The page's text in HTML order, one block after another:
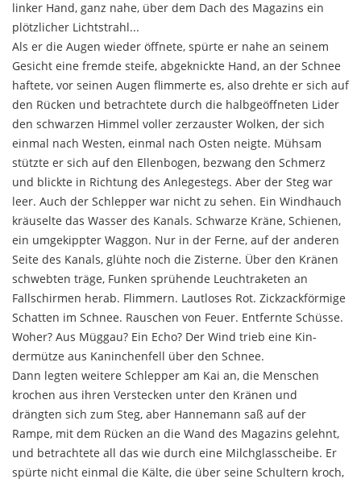
linker Hand, ganz nahe, über dem Dach des Magazins ein
plötzlicher Lichtstrahl...
Als er die Augen wieder öffnete, spürte er nahe an seinem
Gesicht eine fremde steife, abgeknickte Hand, an der Schnee
haftete, vor seinen Augen flimmerte es, also drehte er sich auf
den Rücken und betrachtete durch die halbgeöffneten Lider
den schwarzen Himmel voller zerzauster Wolken, der sich
einmal nach We­sten, einmal nach Osten neigte. Mühsam
stützte er sich auf den Ellenbogen, bezwang den Schmerz
und blickte in Richtung des Anlegestegs. Aber der Steg war
leer. Auch der Schlepper war nicht zu sehen. Ein Windhauch
kräuselte das Wasser des Kanals. Schwarze Kräne, Schienen,
ein umgekippter Waggon. Nur in der Ferne, auf der anderen
Seite des Kanals, glühte noch die Zisterne. Über den Kränen
schwebten träge, Funken sprühende Leuchtraketen an
Fallschirmen herab. Flimmern. Lautloses Rot. Zickzackförmige
Schatten im Schnee. Rauschen von Feuer. Entfernte Schüsse.
Wo­her? Aus Müggau? Ein Echo? Der Wind trieb eine Kin­
dermütze aus Kaninchenfell über den Schnee.
Dann legten weitere Schlepper am Kai an, die Men­schen
krochen aus ihren Verstecken unter den Kränen und
drängten sich zum Steg, aber Hannemann saß auf der
Rampe, mit dem Rücken an die Wand des Magazins gelehnt,
und betrachtete all das wie durch eine Milch­glasscheibe. Er
spürte nicht einmal die Kälte, die über seine Schultern kroch,